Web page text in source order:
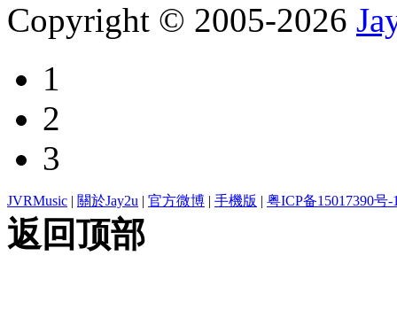
Copyright © 2005-2026
1
2
3
JVRMusic | 關於Jay2u | 官方微博 | 手機版 | 粤ICP备15017390号-
返回顶部